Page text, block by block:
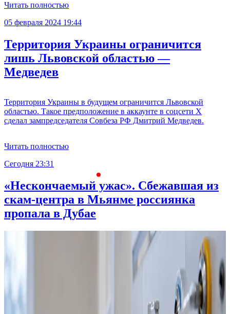
Читать полностью
05 февраля 2024 19:44
Территория Украины ограничится
лишь Львовской областью —
Медведев
Территория Украины в будущем ограничится Львовской
областью. Такое предположение в аккаунте в соцсети X
сделал зампредседателя Совбеза РФ Дмитрий Медведев.
Читать полностью
Сегодня 23:31
«Нескончаемый ужас». Сбежавшая из
скам-центра в Мьянме россиянка
пропала в Дубае